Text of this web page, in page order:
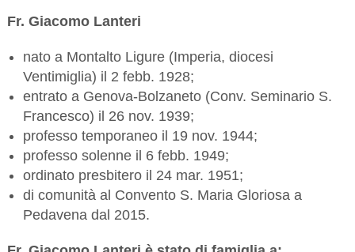
Fr. Giacomo Lanteri
nato a Montalto Ligure (Imperia, diocesi
Ventimiglia) il 2 febb. 1928;
entrato a Genova-Bolzaneto (Conv. Seminario S.
Francesco) il 26 nov. 1939;
professo temporaneo il 19 nov. 1944;
professo solenne il 6 febb. 1949;
ordinato presbitero il 24 mar. 1951;
di comunità al Convento S. Maria Gloriosa a
Pedavena dal 2015.